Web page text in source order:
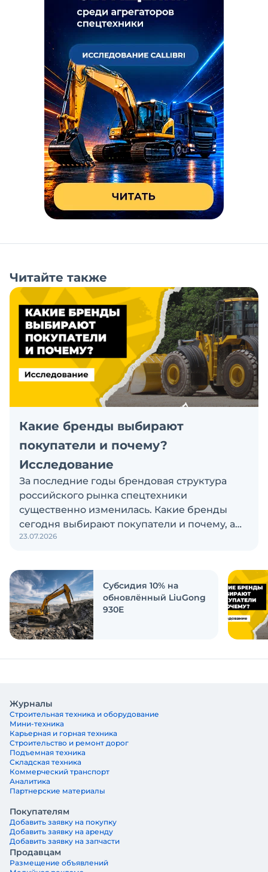
Читайте также
Какие бренды выбирают
покупатели и почему?
Исследование
За последние годы брендовая структура
российского рынка спецтехники
существенно изменилась. Какие бренды
сегодня выбирают покупатели и почему, а
также кого считают лидерами рынка?
ответить на эти вопросы
23.07.2026
Субсидия 10% на
обновлённый LiuGong
930E
Журналы
Строительная техника и оборудование
Мини-техника
Карьерная и горная техника
Строительство и ремонт дорог
Подъемная техника
Складская техника
Коммерческий транспорт
Аналитика
Партнерские материалы
Покупателям
Добавить заявку на покупку
Добавить заявку на аренду
Добавить заявку на запчасти
Продавцам
Размещение объявлений